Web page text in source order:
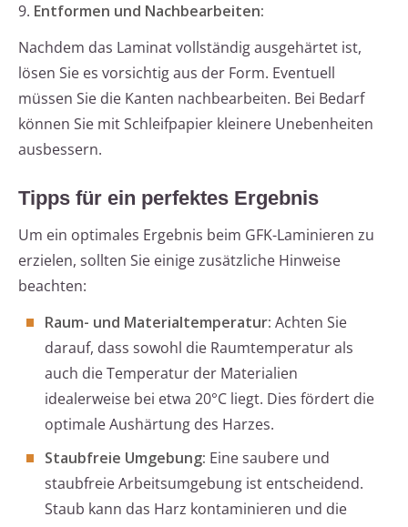
9. Entformen und Nachbearbeiten:
Nachdem das Laminat vollständig ausgehärtet ist,
lösen Sie es vorsichtig aus der Form. Eventuell
müssen Sie die Kanten nachbearbeiten. Bei Bedarf
können Sie mit Schleifpapier kleinere Unebenheiten
ausbessern.
Tipps für ein perfektes Ergebnis
Um ein optimales Ergebnis beim GFK-Laminieren zu
erzielen, sollten Sie einige zusätzliche Hinweise
beachten:
Raum- und Materialtemperatur: Achten Sie
darauf, dass sowohl die Raumtemperatur als
auch die Temperatur der Materialien
idealerweise bei etwa 20°C liegt. Dies fördert die
optimale Aushärtung des Harzes.
Staubfreie Umgebung: Eine saubere und
staubfreie Arbeitsumgebung ist entscheidend.
Staub kann das Harz kontaminieren und die